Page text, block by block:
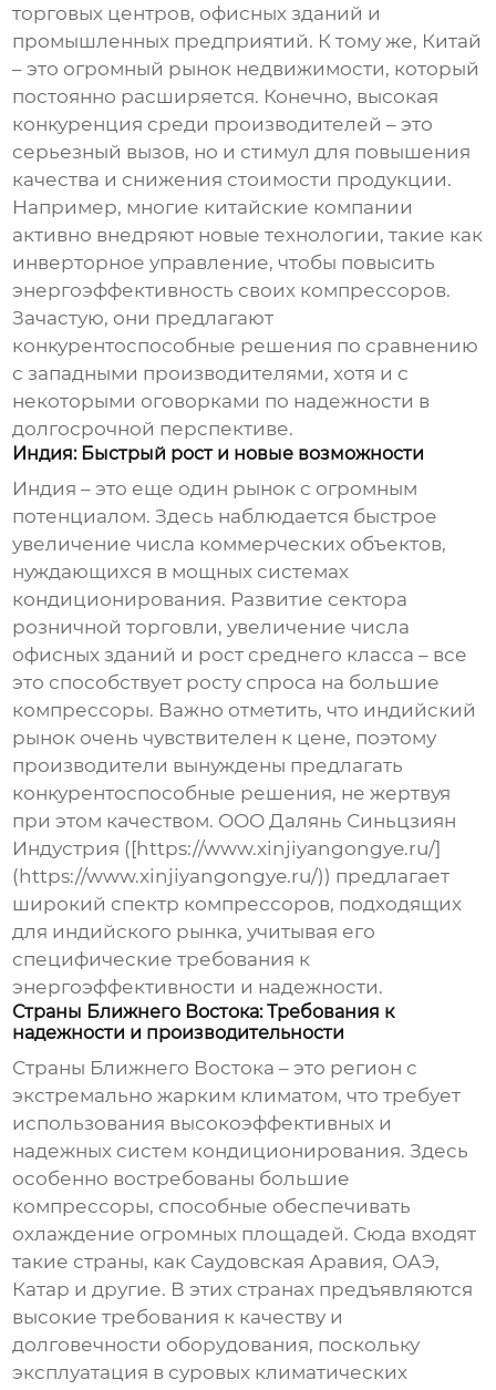
торговых центров, офисных зданий и
промышленных предприятий. К тому же, Китай
– это огромный рынок недвижимости, который
постоянно расширяется. Конечно, высокая
конкуренция среди производителей – это
серьезный вызов, но и стимул для повышения
качества и снижения стоимости продукции.
Например, многие китайские компании
активно внедряют новые технологии, такие как
инверторное управление, чтобы повысить
энергоэффективность своих компрессоров.
Зачастую, они предлагают
конкурентоспособные решения по сравнению
с западными производителями, хотя и с
некоторыми оговорками по надежности в
долгосрочной перспективе.
Индия: Быстрый рост и новые возможности
Индия – это еще один рынок с огромным
потенциалом. Здесь наблюдается быстрое
увеличение числа коммерческих объектов,
нуждающихся в мощных системах
кондиционирования. Развитие сектора
розничной торговли, увеличение числа
офисных зданий и рост среднего класса – все
это способствует росту спроса на большие
компрессоры. Важно отметить, что индийский
рынок очень чувствителен к цене, поэтому
производители вынуждены предлагать
конкурентоспособные решения, не жертвуя
при этом качеством. ООО Далянь Синьцзиян
Индустрия ([https://www.xinjiyangongye.ru/]
(https://www.xinjiyangongye.ru/)) предлагает
широкий спектр компрессоров, подходящих
для индийского рынка, учитывая его
специфические требования к
энергоэффективности и надежности.
Страны Ближнего Востока: Требования к
надежности и производительности
Страны Ближнего Востока – это регион с
экстремально жарким климатом, что требует
использования высокоэффективных и
надежных систем кондиционирования. Здесь
особенно востребованы большие
компрессоры, способные обеспечивать
охлаждение огромных площадей. Сюда входят
такие страны, как Саудовская Аравия, ОАЭ,
Катар и другие. В этих странах предъявляются
высокие требования к качеству и
долговечности оборудования, поскольку
эксплуатация в суровых климатических